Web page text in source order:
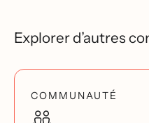
Explorer d’autres
COMMUNAUTÉ